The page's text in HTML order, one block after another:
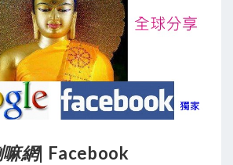
嘛網| Facebook